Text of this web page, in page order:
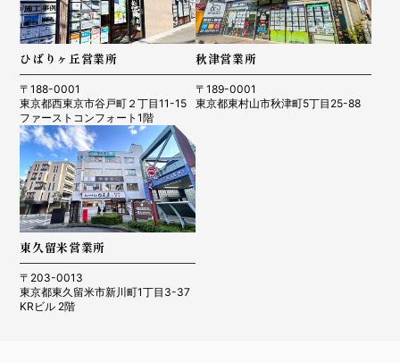
ひばりヶ丘営業所
〒188-0001
東京都西東京市谷戸町２丁目11-15
ファーストコンフォート1階
秋津営業所
〒189-0001
東京都東村山市秋津町5丁目25-88
東久留米営業所
〒203-0013
東京都東久留米市新川町1丁目3-37
KRビル 2階